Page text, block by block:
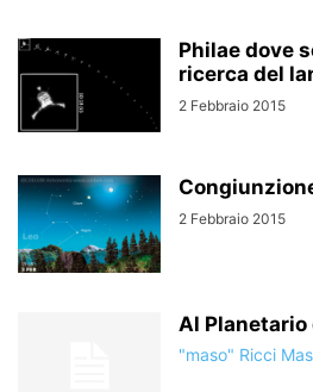
Philae dove
ricerca del
2 Febbraio 2015
2 Febbraio 2015
Al Planetario
"maso" Ricci